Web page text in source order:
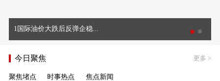
1国际油价大跌后反弹企稳...
今日聚焦 更多 >
聚焦堵点 时事热点 焦点新闻